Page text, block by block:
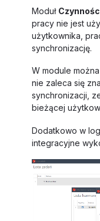
Moduł
pracy nie jest
użytkownika,
synchronizację.
W module
nie zaleca się
synchronizacji,
bieżącej
Dodatkowo w
integracyjne